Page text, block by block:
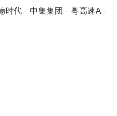
时代 · 中集集团 · 粤高速A ·